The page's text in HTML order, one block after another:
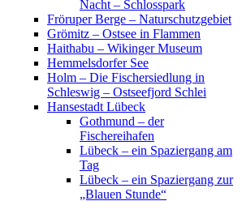
Nacht – Schlosspark
Fröruper Berge – Naturschutzgebiet
Grömitz – Ostsee in Flammen
Haithabu – Wikinger Museum
Hemmelsdorfer See
Holm – Die Fischersiedlung in
Schleswig – Ostseefjord Schlei
Hansestadt Lübeck
Gothmund – der
Fischereihafen
Lübeck – ein Spaziergang am
Tag
Lübeck – ein Spaziergang zur
„Blauen Stunde“